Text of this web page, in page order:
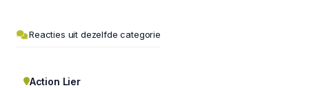
Reacties uit dezelfde categorie
Action Lier